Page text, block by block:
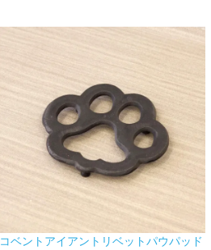
コベントアイアントリベットパウパッド